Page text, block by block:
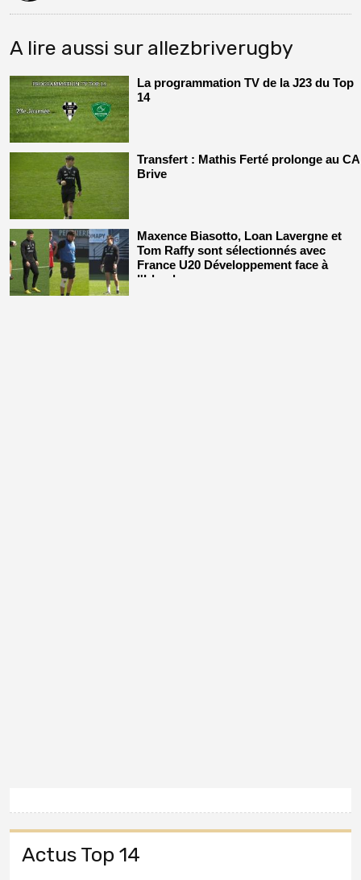
A lire aussi sur allezbriverugby
La programmation TV de la J23 du Top
14
Transfert : Mathis Ferté prolonge au CA
Brive
Maxence Biasotto, Loan Lavergne et
Tom Raffy sont sélectionnés avec
France U20 Développement face à
l'Irlande
Actus Top 14